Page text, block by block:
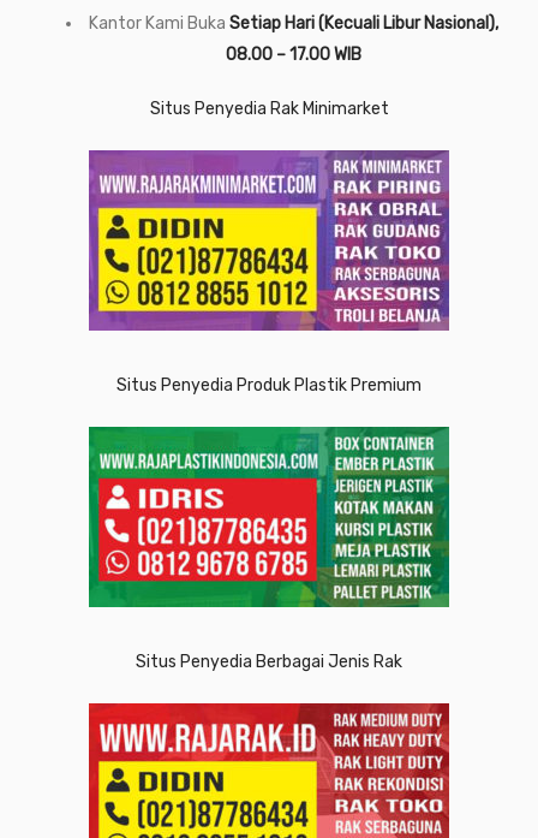
Kantor Kami Buka Setiap Hari (Kecuali Libur Nasional),
08.00 – 17.00 WIB
Situs Penyedia Rak Minimarket
Situs Penyedia Produk Plastik Premium
Situs Penyedia Berbagai Jenis Rak